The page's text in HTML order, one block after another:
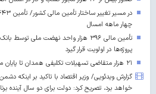
چهار ماهه امسال
تأمین مالی ۳۹۶ هزار واحد نهضت
پروژه‌ها در اولویت قرار گیرد
۲۱ هزار متقاضی تسهیلات تکلیفی همدان تا پایان مهرماه تعیین‌تکلیف می‌شوند
گزارش ویدئویی/ وزیر اقتصاد با تاکید بر اینکه
خواهد برد، تصریح کرد: دولت برای دو سال آینده